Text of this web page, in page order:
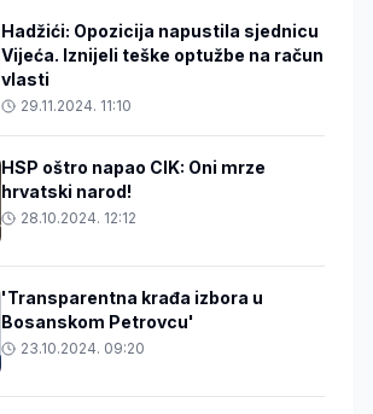
Hadžići: Opozicija napustila sjednicu
Vijeća. Iznijeli teške optužbe na račun
vlasti
29.11.2024. 11:10
HSP oštro napao CIK: Oni mrze
hrvatski narod!
28.10.2024. 12:12
'Transparentna krađa izbora u
Bosanskom Petrovcu'
23.10.2024. 09:20